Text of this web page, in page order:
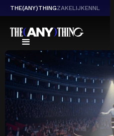
THE(ANY)THINGZAKELIJKENNL